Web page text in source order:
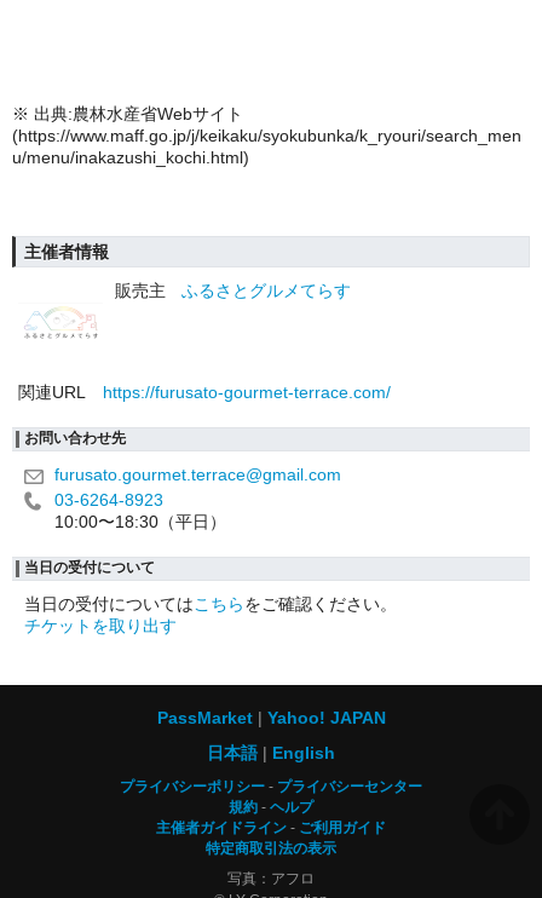
※ 出典:農林水産省Webサイト
(https://www.maff.go.jp/j/keikaku/syokubunka/k_ryouri/search_men
u/menu/inakazushi_kochi.html)
主催者情報
販売主
ふるさとグルメてらす
関連URL https://furusato-gourmet-terrace.com/
お問い合わせ先
furusato.gourmet.terrace@gmail.com
03-6264-8923
10:00〜18:30（平日）
当日の受付について
当日の受付についてはこちらをご確認ください。
チケットを取り出す
PassMarket
Yahoo! JAPAN
日本語
English
プライバシーポリシー
プライバシーセンター
規約
ヘルプ
主催者ガイドライン
ご利用ガイド
特定商取引法の表示
写真：アフロ